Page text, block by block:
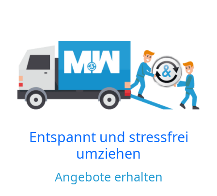
Entspannt und stressfrei
umziehen
Angebote erhalten